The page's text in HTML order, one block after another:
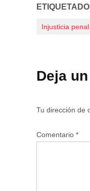
Injusticia penal
Deja
Tu dirección de
Comentario *